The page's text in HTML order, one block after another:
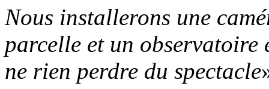
Nous installerons une
parcelle et un observatoire
ne rien perdre du spectacle